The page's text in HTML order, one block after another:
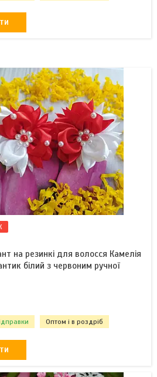
на резинкі для волосся Камелія
білий з червоним ручної
Оптом і в роздріб